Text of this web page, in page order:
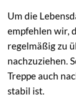
Um die
empfehlen wir,
regelmäßig zu
nachzuziehen.
Treppe auch
stabil ist.